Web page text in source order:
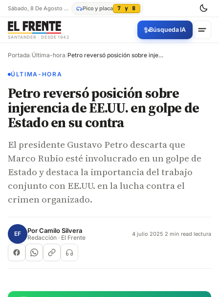
Sábado, 8 De Agosto De 2026 Pico y placa 7 y 8
SANTANDER · DESDE 1942
✨Búsqueda IA
Portada/Última-hora/ Petro reversó posición sobre injerencia de EE.UU. en golpe de Estado en su contra
ÚLTIMA-HORA
Petro reversó posición sobre
injerencia de EE.UU. en golpe de
Estado en su contra
El presidente Gustavo Petro descarta que
Marco Rubio esté involucrado en un golpe de
Estado y destaca la importancia del trabajo
conjunto con EE.UU. en la lucha contra el
crimen organizado.
EF PorCamilo Silvera
Redacción · El Frente 4 julio 2025·2 min read lectura